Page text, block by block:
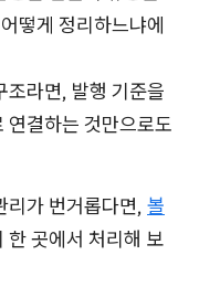
떻게 정리하느냐에
조라면, 발행 기준을
연결하는 것만으로도
리가 번거롭다면, 볼
한 곳에서 처리해 보